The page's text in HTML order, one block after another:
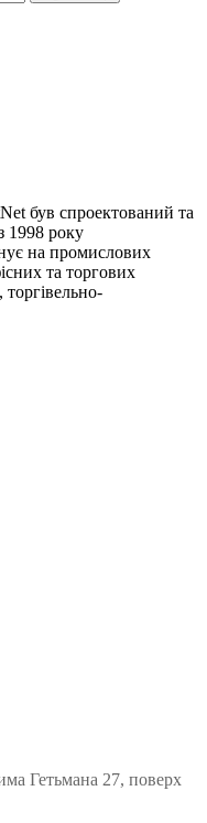
був спроектований та
1998 року
на промислових
та торгових
Гетьмана 27, поверх